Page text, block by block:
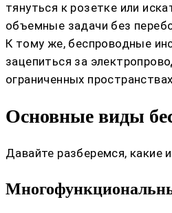
тянуться к розетке или
объемные задачи без
К тому же, беспроводные
зацепиться за
ограниченных
Основные виды
Давайте разберемся,